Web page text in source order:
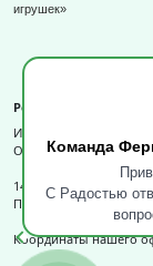
Команда
С Радостью
игрушек»
Реквизиты
ИП Слизов Е.П.
ОГРНИП:
141540, Московская
Поваровка, д.12, к.1.
Координаты нашего